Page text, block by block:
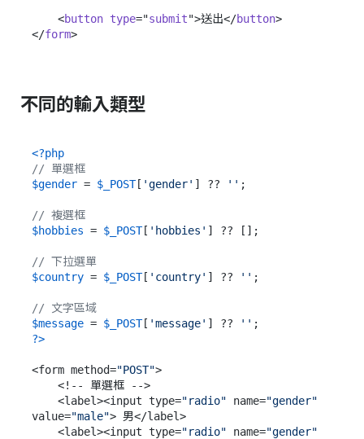
    <
button type="submit">送出</button>
</form
不同的輸入類型
<?php
// 單選框
$gender = $_POST[ 'gender' ] ?? '' ;
// 複選框
$hobbies = $_POST[ 'hobbies' ] ?? [];
// 下拉選單
$country = $_POST[ 'country' ] ?? '' ;
// 文字區域
$message = $_POST[ 'message' ] ?? ''
?>
<form method="POST">
    <label><input type=
"radio" name="gender"
value="male"> 男</label>
    <label><input type=
"radio" name="gender"